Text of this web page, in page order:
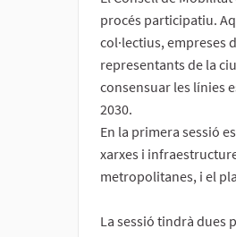
procés participatiu.
col·lectius, empreses
representants de la
consensuar les línies
2030.
En la primera sessió
xarxes i
metropolitanes, i el
La sessió tindrà dues